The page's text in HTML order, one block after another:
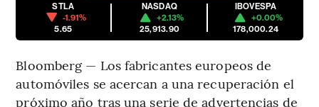
STLA
-1.91%
5.65
NASDAQ
+2.13%
25,913.90
IBOVESPA
+0.00%
178,000.24
Bloomberg — Los fabricantes europeos de
automóviles se acercan a una recuperación el
próximo año tras una serie de advertencias de